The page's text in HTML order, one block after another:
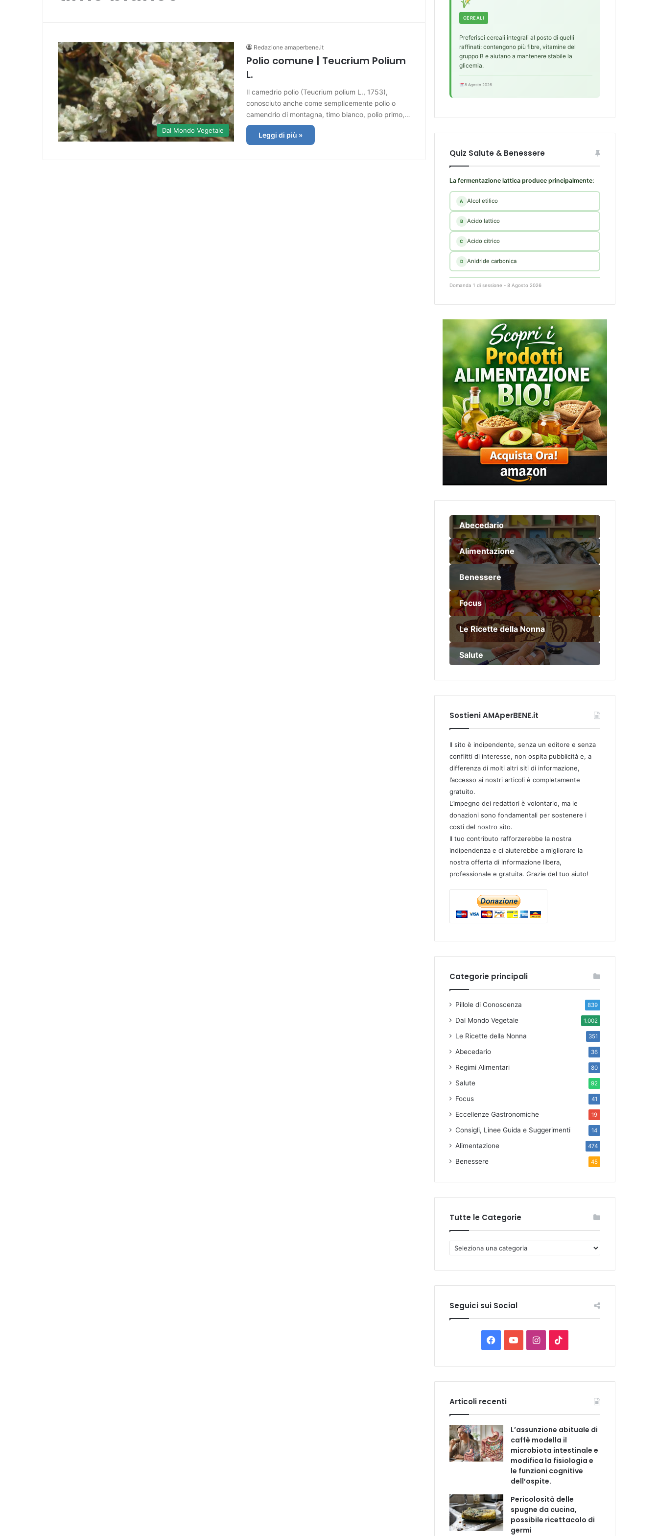
Dal Mondo Vegetale
Redazione amaperbene.it
Polio comune | Teucrium Polium
L.
Il camedrio polio (Teucrium polium L., 1753),
conosciuto anche come semplicemente polio o
camendrio di montagna, timo bianco, polio primo,…
Leggi di più »
CEREALI
Preferisci cereali integrali al posto di quelli
raffinati: contengono più fibre, vitamine del
gruppo B e aiutano a mantenere stabile la
glicemia.
8 Agosto 2026
Quiz Salute & Benessere
La fermentazione lattica produce principalmente:
A Alcol etilico
B Acido lattico
C Acido citrico
D Anidride carbonica
Domanda 1 di sessione - 8 Agosto 2026
Abecedario
Alimentazione
Benessere
Focus
Le Ricette della Nonna
Salute
Sostieni AMAperBENE.it
Il sito è indipendente, senza un editore e senza
conflitti di interesse, non ospita pubblicità e, a
differenza di molti altri siti di informazione,
l’accesso ai nostri articoli è completamente
gratuito.
L’impegno dei redattori è volontario, ma le
donazioni sono fondamentali per sostenere i
costi del nostro sito.
Il tuo contributo rafforzerebbe la nostra
indipendenza e ci aiuterebbe a migliorare la
nostra offerta di informazione libera,
professionale e gratuita. Grazie del tuo aiuto!
Categorie principali
Pillole di Conoscenza 839
Dal Mondo Vegetale 1.002
Le Ricette della Nonna 351
Abecedario 36
Regimi Alimentari 80
Salute 92
Focus 41
Eccellenze Gastronomiche 19
Consigli, Linee Guida e Suggerimenti 14
Alimentazione 474
Benessere 45
Tutte le Categorie
u
e
e
C
o
e
Seguici sui Social
c
e
b
o
o
u
u
b
e
I
s
a
g
r
a
m
k
o
k
Articoli recenti
L’assunzione abituale di
caffè modella il
microbiota intestinale e
modifica la fisiologia e
le funzioni cognitive
dell’ospite.
Pericolosità delle
spugne da cucina,
possibile ricettacolo di
germi